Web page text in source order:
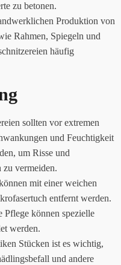
zu betonen.
Produktion von
Rahmen, Spiegeln und
häufig
sollten vor extremen
und Feuchtigkeit
um Risse und
vermeiden.
mit einer weichen
entfernt werden.
Pflege können spezielle
werden.
Stücken ist es wichtig,
und andere